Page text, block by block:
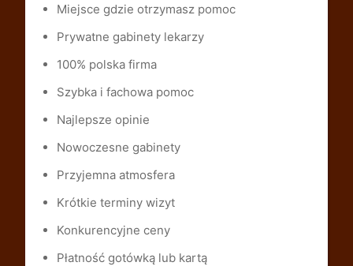
Miejsce gdzie otrzymasz pomoc
Prywatne gabinety lekarzy
100% polska firma
Szybka i fachowa pomoc
Najlepsze opinie
Nowoczesne gabinety
Przyjemna atmosfera
Krótkie terminy wizyt
Konkurencyjne ceny
Płatność gotówką lub kartą